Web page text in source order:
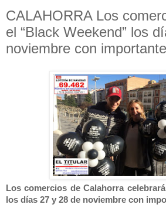
CALAHORRA Los
el “Black Weekend” los
noviembre con
Los comercios de Calahorra
los días 27 y 28 de noviembre con